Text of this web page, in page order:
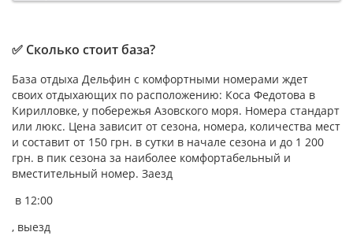
✅ Сколько стоит база?
База отдыха Дельфин с комфортными номерами ждет
своих отдыхающих по расположению: Коса Федотова в
Кирилловке, у побережья Азовского моря. Номера стандарт
или люкс. Цена зависит от сезона, номера, количества мест
и составит от 150 грн. в сутки в начале сезона и до 1 200
грн. в пик сезона за наиболее комфортабельный и
вместительный номер. Заезд
в 12:00
, выезд